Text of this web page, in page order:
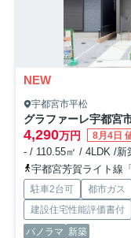
NEW
宇都宮市平松
グラファーレ宇都宮
4,290万円 8月4日
- / 110.55㎡ / 4LDK /新
宇都宮芳賀ライト線
駐車2台可 都市ガス
建設住宅性能評価書付
パノラマ 新築